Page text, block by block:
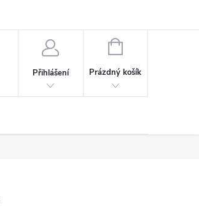
Přihlášení
NÁKUPNÍ
Prázdný košík